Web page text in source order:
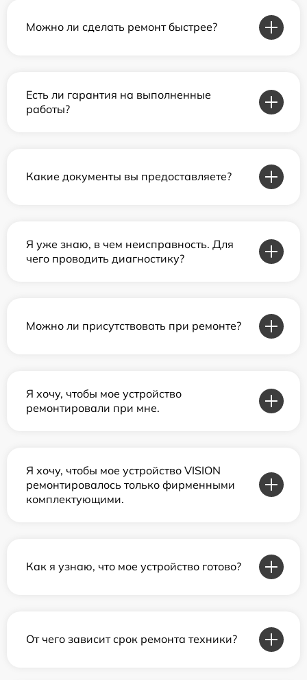
Можно ли сделать ремонт быстрее?
Есть ли гарантия на выполненные
работы?
Какие документы вы предоставляете?
Я уже знаю, в чем неисправность. Для
чего проводить диагностику?
Можно ли присутствовать при ремонте?
Я хочу, чтобы мое устройство
ремонтировали при мне.
Я хочу, чтобы мое устройство VISION
ремонтировалось только фирменными
комплектующими.
Как я узнаю, что мое устройство готово?
От чего зависит срок ремонта техники?